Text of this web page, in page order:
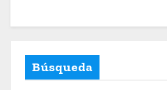
d
a
sBúsqueda